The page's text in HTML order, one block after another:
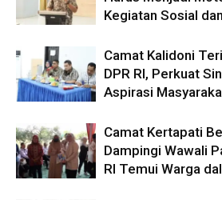
Kegiatan Sosial
Camat Kalidoni
DPR RI, Perkuat
Aspirasi
Camat Kertapati
Dampingi Wawali
RI Temui Warga